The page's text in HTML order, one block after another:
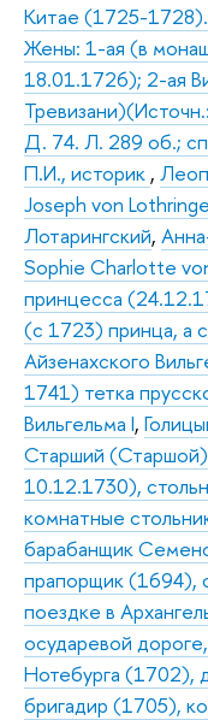
Китае (1725-
Жены: 1-ая (в
18.01.1726); 2-ая
Д. 74. Л. 289 об.;
П.И., историк ,
Joseph von
Лотарингский,
Sophie Charlotte
принцесса
(с 1723) принца, а
Айзенахского
1741) тетка
Вильгельма I,
Старший
10.12.1730),
комнатные
барабанщик
прапорщик (1694),
поездке в
осударевой
Нотебурга (1702),
бригадир (1705),